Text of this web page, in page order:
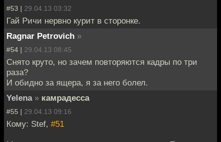
#53 | 29.04.13 03:32
Гай Ричи нервно курит в сторонке.
Ragnar Petrovich »
#54 | 29.04.13 08:45
Снято круто, но зачем повторяются кадры по три
раза?
И обидно за ящера, я за него болел.
Yelena » камрадесса
#55 | 29.04.13 09:16
Кому: Stef, #51